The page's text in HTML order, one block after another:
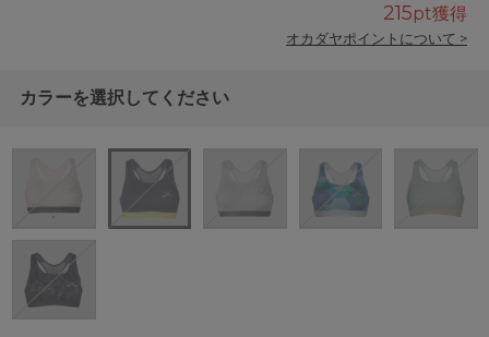
215pt獲得
オカダヤポイントについて >
カラーを選択してください